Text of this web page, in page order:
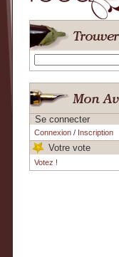
Se connecter
Connexion/ Inscription
Votre vote
Votez !